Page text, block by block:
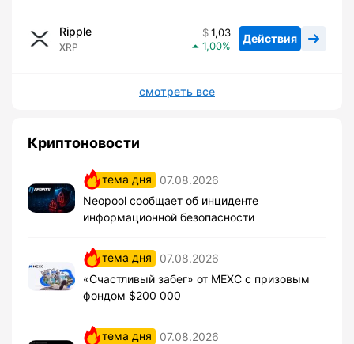
Ripple
XRP
1,03
1,00
Действия
смотреть все
Криптоновости
тема дня
07.08.2026
Neopool сообщает об инциденте
информационной безопасности
тема дня
07.08.2026
«Счастливый забег» от MEXC с призовым
фондом $200 000
тема дня
07.08.2026